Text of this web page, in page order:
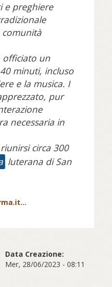
e preghiere
officiato un
minuti, incluso
e la musica. I
pur
necessaria in
circa 300
luterana di San
Data Creazione:
Mer, 28/06/2023 - 08:11